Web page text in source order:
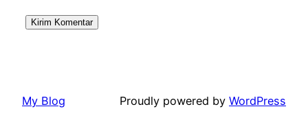
My Blog Proudly powered by WordPress